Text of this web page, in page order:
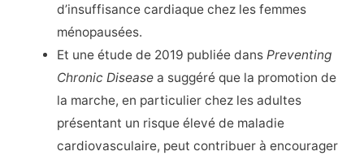
d’insuffisance cardiaque chez les femmes
ménopausées.
Et une étude de 2019 publiée dansPreventing
Chronic Disease a suggéré que la promotion de
la marche, en particulier chez les adultes
présentant un risque élevé de maladie
cardiovasculaire, peut contribuer à encourager